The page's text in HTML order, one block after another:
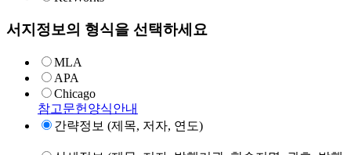
서지정보의 형식을 선택하세요
MLA
APA
Chicago
참고문헌양식안내
간략정보 (제목, 저자, 연도)